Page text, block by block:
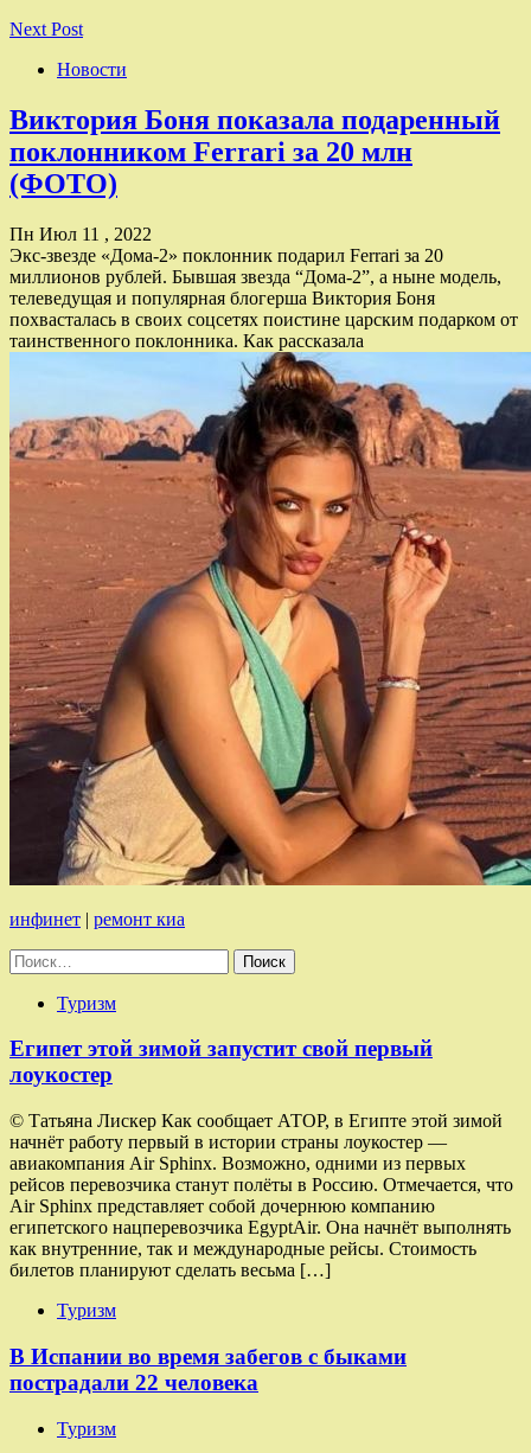
Next Post
Новости
Виктория Боня показала подаренный
поклонником Ferrari за 20 млн
(ФОТО)
Пн Июл 11 , 2022
Экс-звезде «Дома-2» поклонник подарил Ferrari за 20
миллионов рублей. Бывшая звезда “Дома-2”, а ныне модель,
телеведущая и популярная блогерша Виктория Боня
похвасталась в своих соцсетях поистине царским подарком от
таинственного поклонника. Как рассказала
инфинет | ремонт киа
Найти:
Туризм
Египет этой зимой запустит свой первый
лоукостер
© Татьяна Лискер Как сообщает АТОР, в Египте этой зимой
начнёт работу первый в истории страны лоукостер —
авиакомпания Air Sphinx. Возможно, одними из первых
рейсов перевозчика станут полёты в Россию. Отмечается, что
Air Sphinx представляет собой дочернюю компанию
египетского нацперевозчика EgyptAir. Она начнёт выполнять
как внутренние, так и международные рейсы. Стоимость
билетов планируют сделать весьма […]
Туризм
В Испании во время забегов с быками
пострадали 22 человека
Туризм